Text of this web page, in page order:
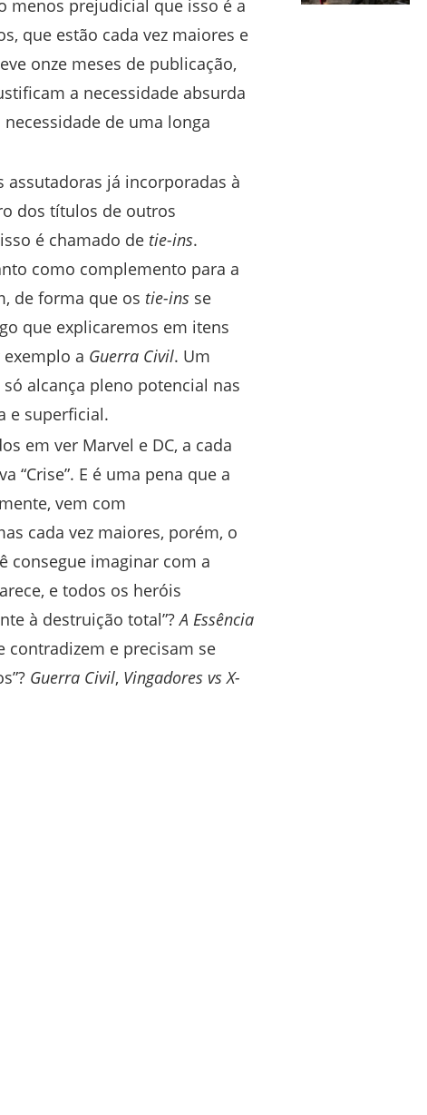
menos prejudicial que isso é a
que estão cada vez maiores e
onze meses de publicação,
a necessidade absurda
de uma longa
assutadoras já incorporadas à
dos títulos de outros
é chamado de tie-ins.
como complemento para a
de forma que os tie-ins se
que explicaremos em itens
a Guerra Civil. Um
alcança pleno potencial nas
e superficial.
em ver Marvel e DC, a cada
“Crise”. E é uma pena que a
vem com
cada vez maiores, porém, o
consegue imaginar com a
e todos os heróis
à destruição total”?A Essência
contradizem e precisam se
Guerra Civil, Vingadores vs X-